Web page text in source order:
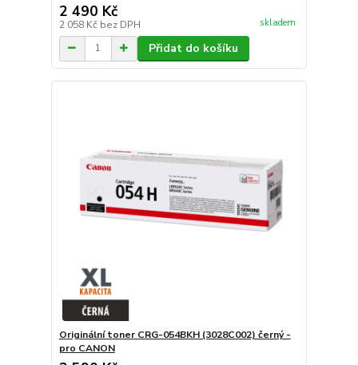
2 490 Kč
2 058 Kč bez DPH skladem
Přidat do košíku
Originální toner CRG-054BKH (3028C002) černý -
pro CANON